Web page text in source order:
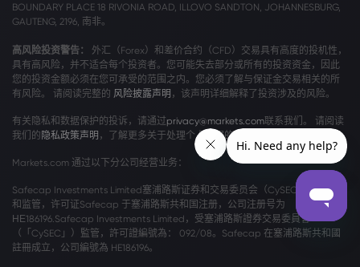
BOUNDARY PLACE 18 RIVONIA ROAD, ILLOVO SANDTON, JOHANNESBURG,
GAUTENG, 2196, 南非。
高风险投资警告：
外汇（Forex）和差价合约（CFD）交易具有高度的投机性，
具有高风险，并不适合每个投资者。您可能失去部分或所有的投资资金，因此
您的投资金额必须在您可承受的范围之内。您必须了解与保证金交易相关的所
有风险。 请阅读完整的 风险披露声明 ，该声明详细解释了投资涉及的风险。
有关隐私和数据保护的投诉，请通过privacy@markets.com联系我们。 请阅读
我们的 隐私政策声明 ，了解更多关于处理个人数据的信息。
Markets.com 通过以下分公司经营业务：
Safecap Investments Limited塞浦路斯证券和交易委员会（CySEC）颁发牌照
和监管，许可证Safecap 于塞浦路斯共和国注册，公司注册号为
ΗΕ186196.Safecap Investments Limited，受塞浦路斯證券交易委員會
（「CySEC」）監管，許可證編號為： 092/08。Safecap 在塞浦路斯共和國
註冊成立，公司編號為 HE186196。